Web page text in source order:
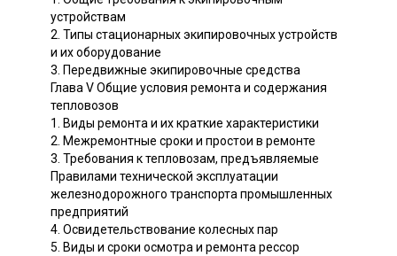
устройствам
2. Типы стационарных экипировочных устройств
и их оборудование
3. Передвижные экипировочные средства
Глава V Общие условия ремонта и содержания
тепловозов
1. Виды ремонта и их краткие характеристики
2. Межремонтные сроки и простои в ремонте
3. Требования к тепловозам, предъявляемые
Правилами технической эксплуатации
железнодорожного транспорта промышленных
предприятий
4. Освидетельствование колесных пар
5. Виды и сроки осмотра и ремонта рессор